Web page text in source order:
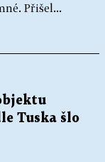
Přišel...
Tuska šlo